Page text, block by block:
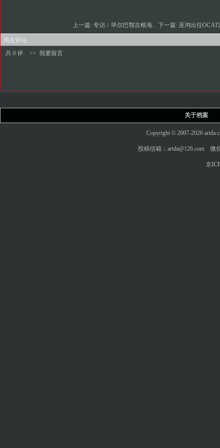
上一篇: 专访︱毕尔巴鄂古根海.. 下一篇: 巫鸿出任
网友评论
共 0 评
>> 我要留言
关于档案
Copyright © 2007-2026
投稿信箱：artda@126.com 微
京